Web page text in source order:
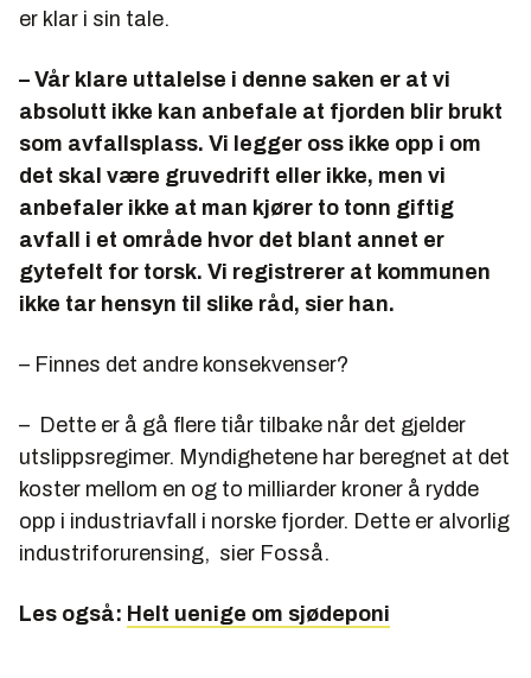
er klar i sin tale.
– Vår klare uttalelse i denne saken er at vi
absolutt ikke kan anbefale at fjorden blir brukt
som avfallsplass. Vi legger oss ikke opp i om
det skal være gruvedrift eller ikke, men vi
anbefaler ikke at man kjører to tonn giftig
avfall i et område hvor det blant annet er
gytefelt for torsk. Vi registrerer at kommunen
ikke tar hensyn til slike råd, sier han.
– Finnes det andre konsekvenser?
– Dette er å gå flere tiår tilbake når det gjelder
utslippsregimer. Myndighetene har beregnet at det
koster mellom en og to milliarder kroner å rydde
opp i industriavfall i norske fjorder. Dette er alvorlig
industriforurensing, sier Fosså.
Les også: Helt uenige om sjødeponi